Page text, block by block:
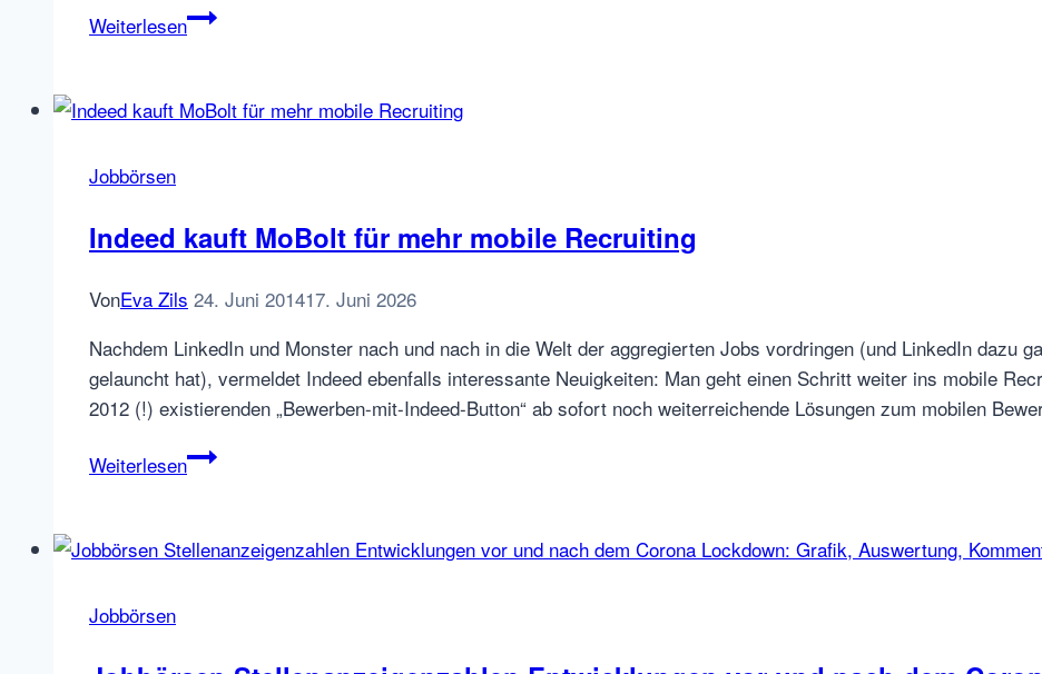
Online
WeiterlesenGut
kauft
Jobbörsen
Indeed kauft MoBolt für mehr mobile Recruiting
VonEva Zils 24. Juni 201417. Juni 2026
Nachdem LinkedIn und Monster nach und nach in die Welt der aggregierten Jobs vordringen (und LinkedIn dazu
gelauncht hat), vermeldet Indeed ebenfalls interessante Neuigkeiten: Man geht einen Schritt weiter ins mobile
2012 (!) existierenden „Bewerben-mit-Indeed-Button“ ab sofort noch weiterreichende Lösungen zum mobilen
WeiterlesenIndeed
für
Jobbörsen